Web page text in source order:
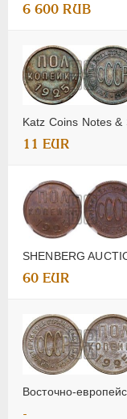
6 600 RUB
Katz Coins Notes
11 EUR
SHENBERG
60 EUR
Восточно-
-